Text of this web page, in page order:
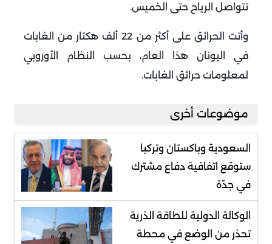
تتواصل الرياح حتى الخميس.
وأتت الحرائق على أكثر من 22 ألف هكتار من الغابات
في اليونان هذا العام، بحسب النظام الأوروبي
لمعلومات حرائق الغابات.
موضوعات أخرى
السعودية وباكستان وتركيا
ستوقع اتفاقية دفاع مشترك
في جدّة
الوكالة الدولية للطاقة الذرية
تحذر من الوضع في محطة